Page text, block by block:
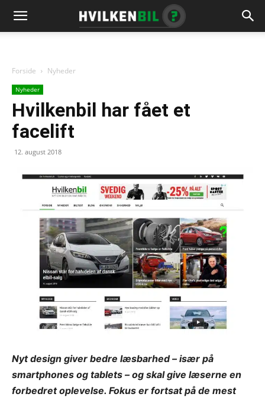
Forside Nyheder
Nyheder
Hvilkenbil har fået et
facelift
12. august 2018
Nyt design giver bedre læsbarhed – især på
smartphones og tablets – og skal give læserne en
forbedret oplevelse. Fokus er fortsat på de mest